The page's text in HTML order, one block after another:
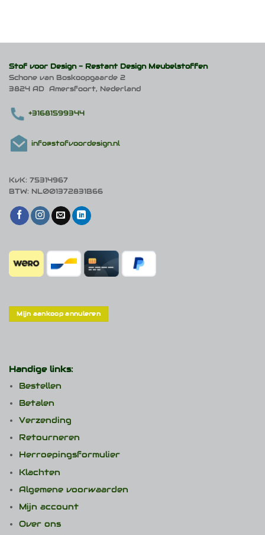
Stof voor Design - Restant Design Meubelstoffen
Schone van Boskoopgaarde 2
3824 AD Amersfoort, Nederland
+31681599344
info@stofvoordesign.nl
KvK: 75314967
BTW: NL001372831B66
Mijn aankoop annuleren
Handige links:
Bestellen
Betalen
Verzending
Retourneren
Herroepingsformulier
Klachten
Algemene voorwaarden
Mijn account
Over ons